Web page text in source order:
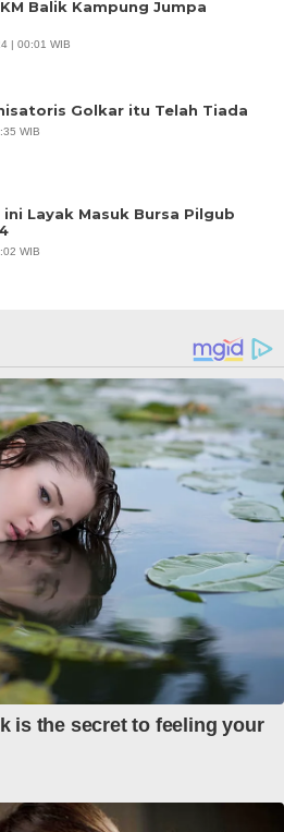
Balik Kampung Jumpa
| 00:01 WIB
Golkar itu Telah Tiada
WIB
Layak Masuk Bursa Pilgub
WIB